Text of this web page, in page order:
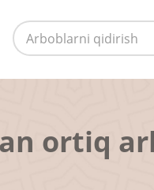
ortiq